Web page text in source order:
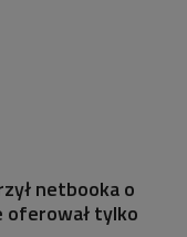
netbooka o
oferował tylko